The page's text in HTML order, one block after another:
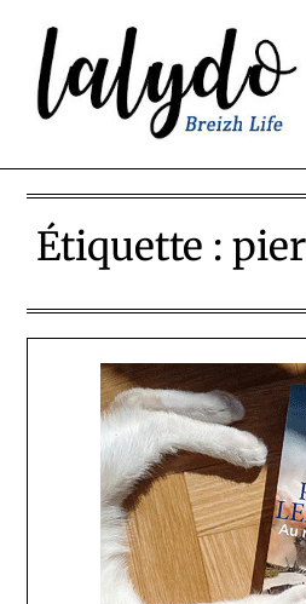
content
Étiquette :